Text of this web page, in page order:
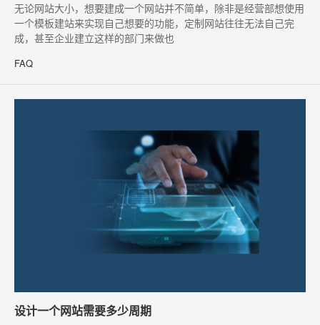
​无论网站大小，想要建成一个网站并不简单，除非是经营部想使用
一个模板建站来实现自己想要的功能，定制网站往往无法自己完
成，甚至企业建立这样的部门来做也
FAQ
设计一个网站需要多少周期